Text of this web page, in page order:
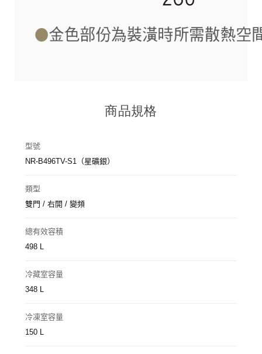
商品規格
型號
NR-B496TV-S1（星礦銀）
類型
雙門 / 右開 / 變頻
總有效容積
498 L
冷藏室容量
348 L
冷凍室容量
150 L